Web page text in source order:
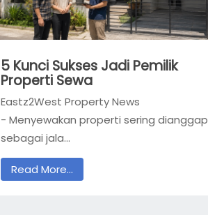
5 Kunci Sukses Jadi Pemilik
Properti Sewa
Eastz2West Property News
- Menyewakan properti sering dianggap
sebagai jala...
Read More...